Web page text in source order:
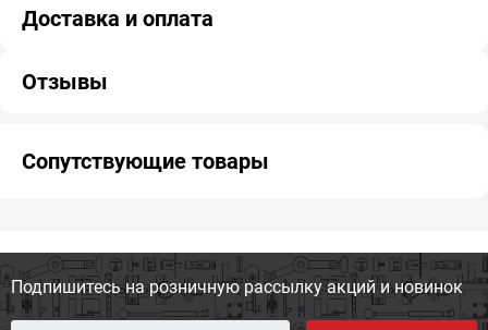
Доставка и оплата
Отзывы
Сопутствующие товары
Подпишитесь на розничную рассылку акций и новинок